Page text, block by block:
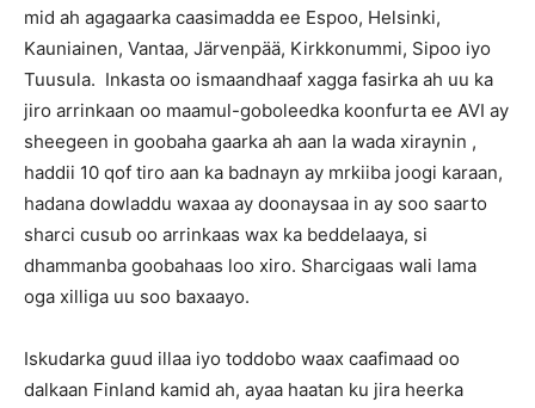
mid ah agagaarka caasimadda ee Espoo, Helsinki,
Kauniainen, Vantaa, Järvenpää, Kirkkonummi, Sipoo iyo
Tuusula. Inkasta oo ismaandhaaf xagga fasirka ah uu ka
jiro arrinkaan oo maamul-goboleedka koonfurta ee AVI ay
sheegeen in goobaha gaarka ah aan la wada xiraynin ,
haddii 10 qof tiro aan ka badnayn ay mrkiiba joogi karaan,
hadana dowladdu waxaa ay doonaysaa in ay soo saarto
sharci cusub oo arrinkaas wax ka beddelaaya, si
dhammanba goobahaas loo xiro. Sharcigaas wali lama
oga xilliga uu soo baxaayo.
Iskudarka guud illaa iyo toddobo waax caafimaad oo
dalkaan Finland kamid ah, ayaa haatan ku jira heerka